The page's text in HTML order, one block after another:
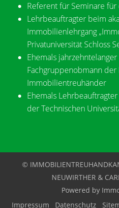
Referent für Seminare
Lehrbeauftragter beim
Immobilienlehrgang
Privatuniversität Schloss
Ehemals
Fachgruppenobmann der
Immobilientreuhänder
Ehemals
der Technischen
©
NEUWIRTHER &
Powered by
Impressum
Datenschutz